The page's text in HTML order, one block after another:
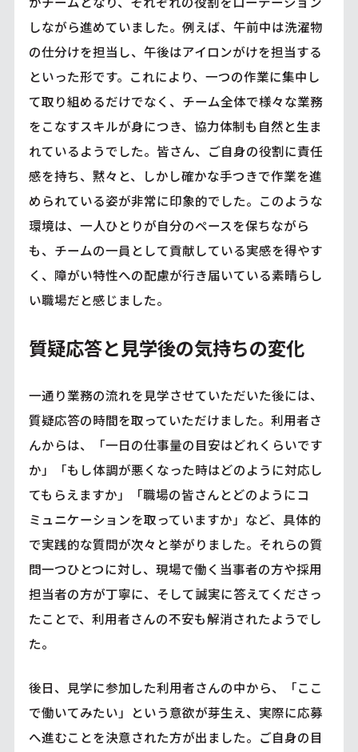
しながら進めていました。例えば、午前中は洗濯物
の仕分けを担当し、午後はアイロンがけを担当する
といった形です。これにより、一つの作業に集中し
て取り組めるだけでなく、チーム全体で様々な業務
をこなすスキルが身につき、協力体制も自然と生ま
れているようでした。皆さん、ご自身の役割に責任
感を持ち、黙々と、しかし確かな手つきで作業を進
められている姿が非常に印象的でした。このような
環境は、一人ひとりが自分のペースを保ちながら
も、チームの一員として貢献している実感を得やす
く、障がい特性への配慮が行き届いている素晴らし
い職場だと感じました。
質疑応答と見学後の気持ちの変化
一通り業務の流れを見学させていただいた後には、
質疑応答の時間を取っていただけました。利用者さ
んからは、「一日の仕事量の目安はどれくらいです
か」「もし体調が悪くなった時はどのように対応し
てもらえますか」「職場の皆さんとどのようにコ
ミュニケーションを取っていますか」など、具体的
で実践的な質問が次々と挙がりました。それらの質
問一つひとつに対し、現場で働く当事者の方や採用
担当者の方が丁寧に、そして誠実に答えてくださっ
たことで、利用者さんの不安も解消されたようでし
た。
後日、見学に参加した利用者さんの中から、「ここ
で働いてみたい」という意欲が芽生え、実際に応募
へ進むことを決意された方が出ました。ご自身の目